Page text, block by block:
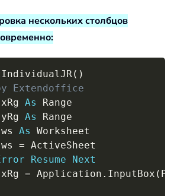
нескольких столбцов
( )
Extendoffice
xRg As Range
yRg As Range
ws As Worksheet
ws = ActiveSheet
Resume
Next
xRg = Application . InputBox (